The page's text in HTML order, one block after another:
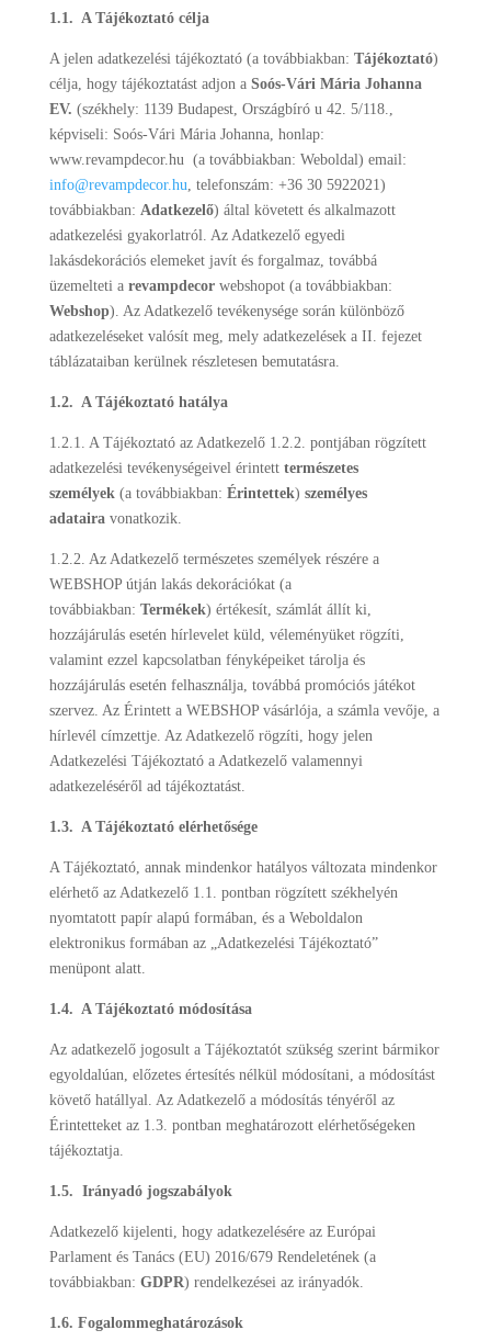
1.1. A Tájékoztató célja
A jelen adatkezelési tájékoztató (a továbbiakban: Tájékoztató)
célja, hogy tájékoztatást adjon a Soós-Vári Mária Johanna
EV. (székhely: 1139 Budapest, Országbíró u 42. 5/118.,
képviseli: Soós-Vári Mária Johanna, honlap:
www.revampdecor.hu (a továbbiakban: Weboldal) email:
info@revampdecor.hu, telefonszám: +36 30 5922021)
továbbiakban: Adatkezelő) által követett és alkalmazott
adatkezelési gyakorlatról. Az Adatkezelő egyedi
lakásdekorációs elemeket javít és forgalmaz, továbbá
üzemelteti a revampdecor webshopot (a továbbiakban:
Webshop). Az Adatkezelő tevékenysége során különböző
adatkezeléseket valósít meg, mely adatkezelések a II. fejezet
táblázataiban kerülnek részletesen bemutatásra.
1.2. A Tájékoztató hatálya
1.2.1. A Tájékoztató az Adatkezelő 1.2.2. pontjában rögzített
adatkezelési tevékenységeivel érintett természetes
személyek (a továbbiakban: Érintettek) személyes
adataira vonatkozik.
1.2.2. Az Adatkezelő természetes személyek részére a
WEBSHOP útján lakás dekorációkat (a
továbbiakban: Termékek) értékesít, számlát állít ki,
hozzájárulás esetén hírlevelet küld, véleményüket rögzíti,
valamint ezzel kapcsolatban fényképeiket tárolja és
hozzájárulás esetén felhasználja, továbbá promóciós játékot
szervez. Az Érintett a WEBSHOP vásárlója, a számla vevője, a
hírlevél címzettje. Az Adatkezelő rögzíti, hogy jelen
Adatkezelési Tájékoztató a Adatkezelő valamennyi
adatkezeléséről ad tájékoztatást.
1.3. A Tájékoztató elérhetősége
A Tájékoztató, annak mindenkor hatályos változata mindenkor
elérhető az Adatkezelő 1.1. pontban rögzített székhelyén
nyomtatott papír alapú formában, és a Weboldalon
elektronikus formában az „Adatkezelési Tájékoztató”
menüpont alatt.
1.4. A Tájékoztató módosítása
Az adatkezelő jogosult a Tájékoztatót szükség szerint bármikor
egyoldalúan, előzetes értesítés nélkül módosítani, a módosítást
követő hatállyal. Az Adatkezelő a módosítás tényéről az
Érintetteket az 1.3. pontban meghatározott elérhetőségeken
tájékoztatja.
1.5. Irányadó jogszabályok
Adatkezelő kijelenti, hogy adatkezelésére az Európai
Parlament és Tanács (EU) 2016/679 Rendeletének (a
továbbiakban: GDPR) rendelkezései az irányadók.
1.6. Fogalommeghatározások